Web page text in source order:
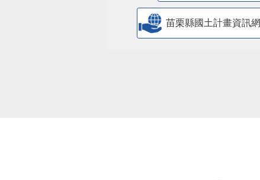
苗栗縣國土計畫資訊網